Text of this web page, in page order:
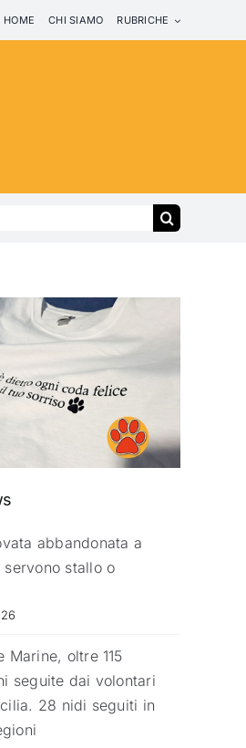
HOME CHI SIAMO RUBRICHE
abbandonata a
servono stallo o
Marine, oltre 115
seguite dai volontari
28 nidi seguiti in